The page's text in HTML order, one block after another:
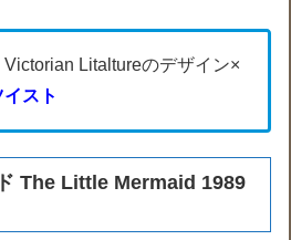
Victorian Litaltureのデザイン×
スト
The Little Mermaid 1989